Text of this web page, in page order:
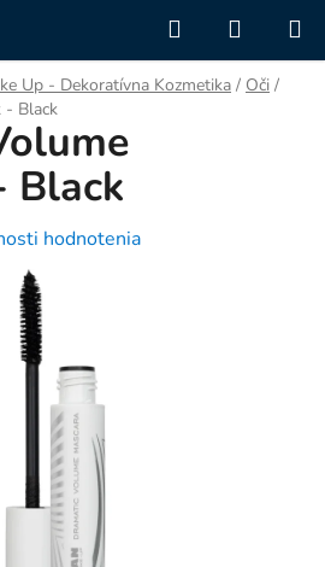
Hľadať
KOŠÍK
Up - Dekoratívna Kozmetika / Oči /
- Black
Black
hodnotenia